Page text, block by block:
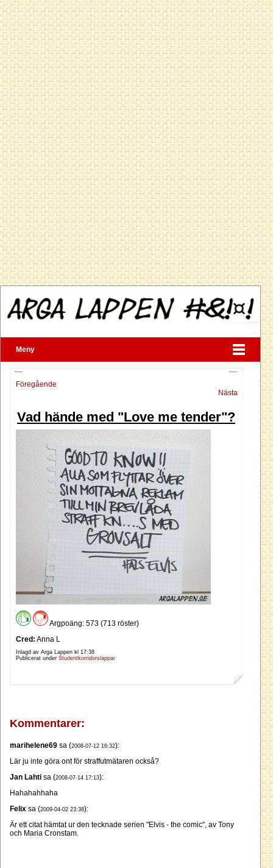
Meny
Föregående
Nästa
Vad hände med "Love me tender"?
Argpoäng: 573 (713 röster)
Cred: Anna L
Inlagd av Arga Lappen kl 17:38
Publicerat under Studentkorridorslappar
Kommentarer:
marihelene69 sa (2008-07-12 16:32):
Lär ju inte göra ont för straffutmätaren också?
Jan Lahti sa (2008-07-14 17:13):
Hahahahhaha
Felix sa (2009-04-02 23:38):
Är ett citat hämtat ur den tecknade serien "Elvis - the comic", av Tony
och Maria Cronstam.